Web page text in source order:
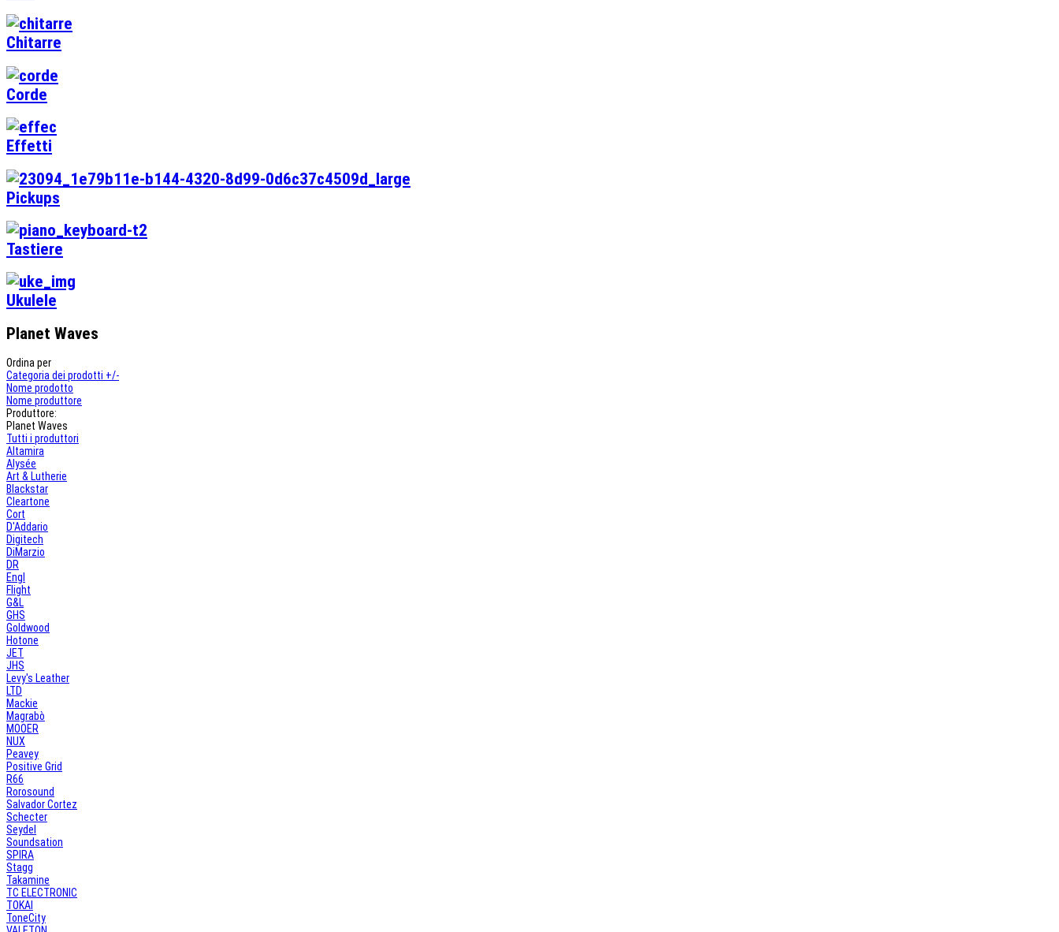
Chitarre
Corde
Effetti
Pickups
Tastiere
Ukulele
Planet Waves
Ordina per
Categoria dei prodotti +/-
Nome prodotto
Nome produttore
Produttore:
Planet Waves
Tutti i produttori
Altamira
Alysée
Art & Lutherie
Blackstar
Cleartone
Cort
D'Addario
Digitech
DiMarzio
DR
Engl
Flight
G&L
GHS
Goldwood
Hotone
JET
JHS
Levy's Leather
LTD
Mackie
Magrabò
MOOER
NUX
Peavey
Positive Grid
R66
Rorosound
Salvador Cortez
Schecter
Seydel
Soundsation
SPIRA
Stagg
Takamine
TC ELECTRONIC
TOKAI
ToneCity